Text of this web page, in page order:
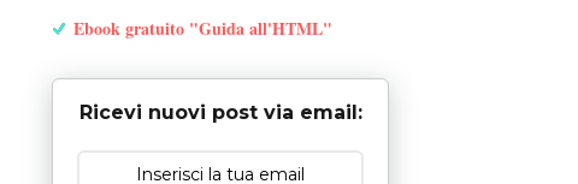
Ebook gratuito "Guida all'HTML"
Ricevi nuovi post via email: